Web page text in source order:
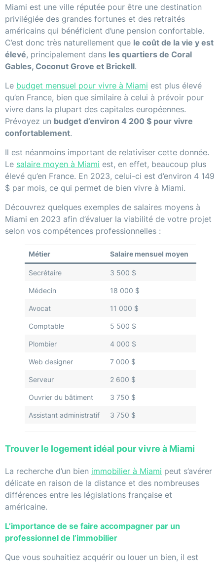
Miami est une ville réputée pour être une destination
privilégiée des grandes fortunes et des retraités
américains qui bénéficient d’une pension confortable.
C’est donc très naturellement que le coût de la vie y est
élevé, principalement dans les quartiers de Coral
Gables, Coconut Grove et Brickell.
Le budget mensuel pour vivre à Miami est plus élevé
qu’en France, bien que similaire à celui à prévoir pour
vivre dans la plupart des capitales européennes.
Prévoyez un budget d’environ 4 200 $ pour vivre
confortablement.
Il est néanmoins important de relativiser cette donnée.
Le salaire moyen à Miami est, en effet, beaucoup plus
élevé qu’en France. En 2023, celui-ci est d’environ 4 149
$ par mois, ce qui permet de bien vivre à Miami.
Découvrez quelques exemples de salaires moyens à
Miami en 2023 afin d’évaluer la viabilité de votre projet
selon vos compétences professionnelles :
Métier Salaire mensuel moyen
Secrétaire 3 500 $
Médecin 18 000 $
Avocat 11 000 $
Comptable 5 500 $
Plombier 4 000 $
Web designer 7 000 $
Serveur 2 600 $
Ouvrier du bâtiment 3 750 $
Assistant administratif 3 750 $
Trouver le logement idéal pour vivre à Miami
La recherche d’un bien immobilier à Miami peut s’avérer
délicate en raison de la distance et des nombreuses
différences entre les législations française et
américaine.
L’importance de se faire accompagner par un
professionnel de l’immobilier
Que vous souhaitiez acquérir ou louer un bien, il est